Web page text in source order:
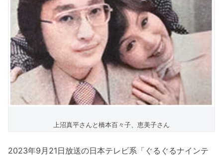
上沼真平さんと橋本百々子、恵美子さん
2023年9月21日放送の日本テレビ系「ぐるぐるナインテ